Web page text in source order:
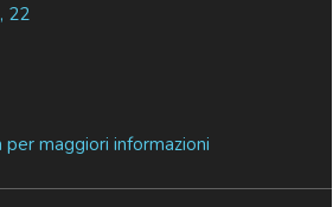
22
maggiori informazioni